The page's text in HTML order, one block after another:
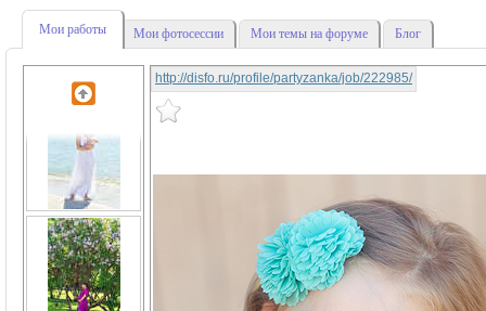
Мои работы Мои фотосессии Мои темы на форуме Блог
http://disfo.ru/profile/partyzanka/job/222985/